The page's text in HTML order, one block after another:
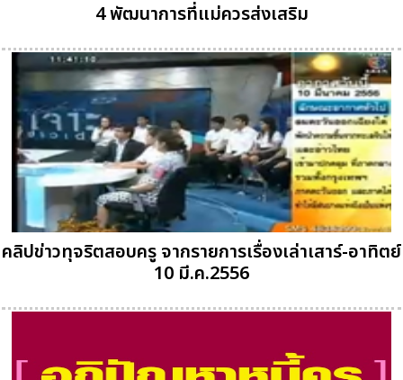
4 พัฒนาการที่แม่ควรส่งเสริม
คลิปข่าวทุจริตสอบครู จากรายการเรื่องเล่าเสาร์-อาทิตย์
10 มี.ค.2556